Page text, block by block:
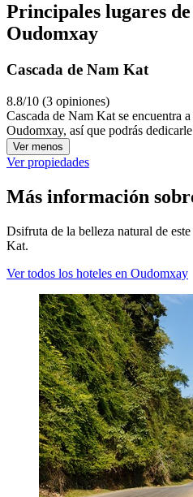
Principales lugares
Oudomxay
Cascada de Nam Kat
8.8/10 (3 opiniones)
Cascada de Nam Kat se encuentra
Oudomxay, así que podrás
Ver menos
Ver propiedades
Más información
Dsifruta de la belleza natural de
Kat.
Ver todos los hoteles en Oudomxay